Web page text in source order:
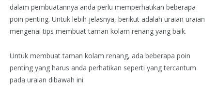
dalam pembuatannya anda perlu memperhatikan beberapa
poin penting. Untuk lebih jelasnya, berikut adalah uraian uraian
mengenai tips membuat taman kolam renang yang baik.
Untuk membuat taman kolam renang, ada beberapa poin
penting yang harus anda perhatikan seperti yang tercantum
pada uraian dibawah ini.